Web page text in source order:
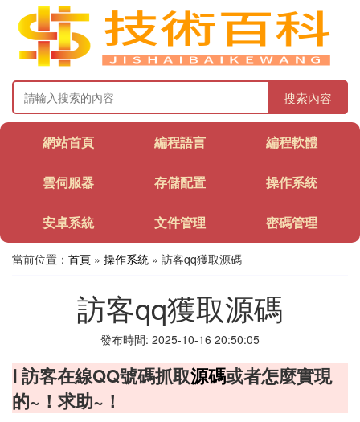
搜索內容
網站首頁 編程語言 編程軟體
雲伺服器 存儲配置 操作系統
安卓系統 文件管理 密碼管理
當前位置： 首頁 » 操作系統 » 訪客qq獲取源碼
訪客qq獲取源碼
發布時間: 2025-10-16 20:50:05
Ⅰ 訪客在線QQ號碼抓取源碼或者怎麼實現
的~！求助~！